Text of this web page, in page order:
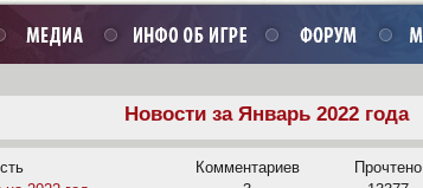
Новости за Январь 2022 года
Комментариев Прочтено